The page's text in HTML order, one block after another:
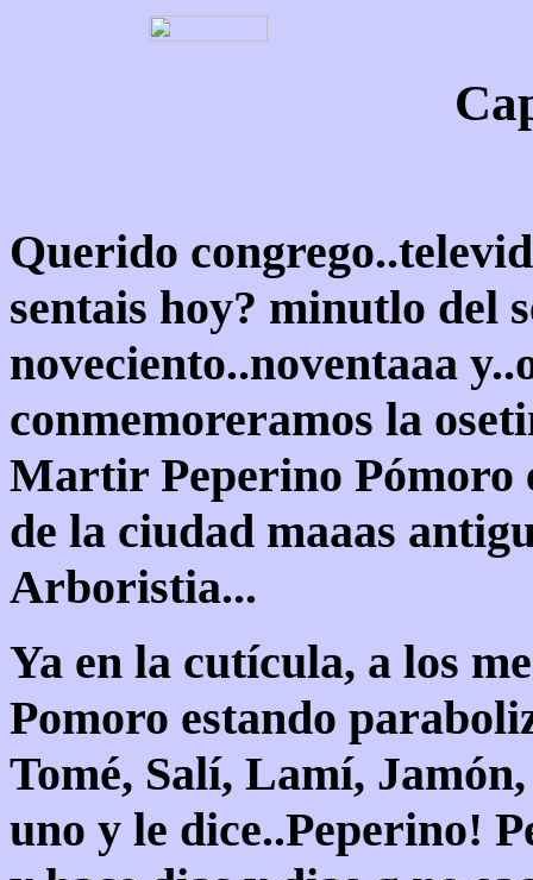
Querido
sentais hoy? minutlo del
noveciento..noventaaa
conmemoreramos la
Martir Peperino Pómoro
de la ciudad maaas
Arboristia...
Ya en la cutícula, a los
Pomoro estando
Tomé, Salí, Lamí,
uno y le dice..Peperino!